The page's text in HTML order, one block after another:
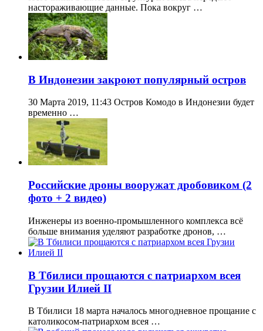
настораживающие данные. Пока вокруг …
В Индонезии закроют популярный остров
30 Марта 2019, 11:43 Остров Комодо в Индонезии будет
временно …
Российские дроны вооружат дробовиком (2
фото + 2 видео)
Инженеры из военно-промышленного комплекса всё
больше внимания уделяют разработке дронов, …
В Тбилиси прощаются с патриархом всея
Грузии Илией II
В Тбилиси 18 марта началось многодневное прощание с
католикосом-патриархом всея …